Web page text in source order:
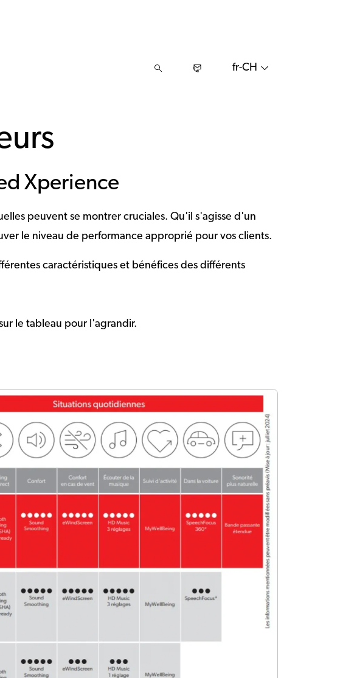
fr-CH
Xperience
peuvent se montrer cruciales. Qu'il s'agisse d'un
le niveau de performance approprié pour vos clients.
caractéristiques et bénéfices des différents
le tableau pour l'agrandir.